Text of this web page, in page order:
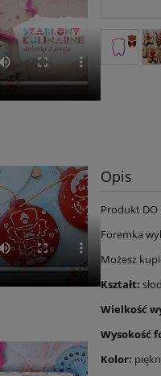
Opis
Produkt DO
Foremka
Możesz
Kształt:
Wielkość
Wysokość
Kolor: